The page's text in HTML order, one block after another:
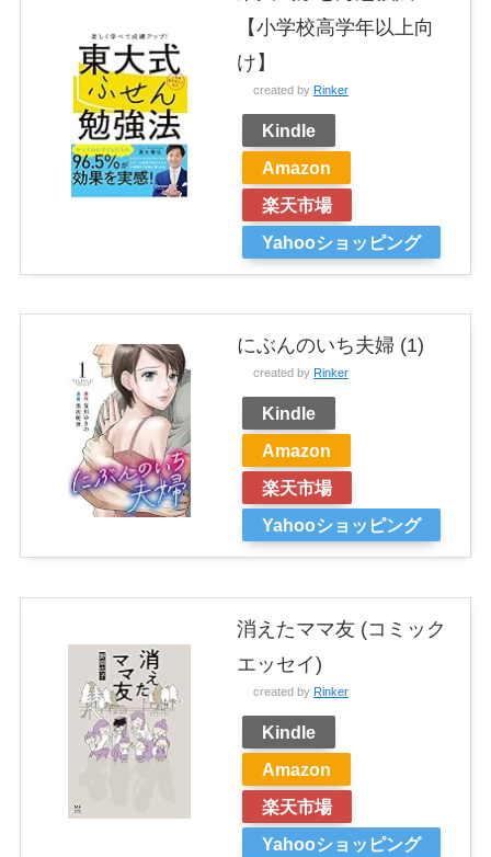
【小学校高学年以上向
け】
created by Rinker
Kindle
Amazon
楽天市場
Yahooショッピング
にぶんのいち夫婦 (1)
created by Rinker
Kindle
Amazon
楽天市場
Yahooショッピング
消えたママ友 (コミック
エッセイ)
created by Rinker
Kindle
Amazon
楽天市場
Yahooショッピング